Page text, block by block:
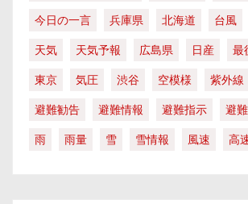
今日の一言
兵庫県 北海道 台風
天気
天気予報 広島県 日産
最
東京
気圧 渋谷 空模様 紫外線
避難勧告
避難情報 避難指示 避
雨
雨量 雪 雪情報 風速 高